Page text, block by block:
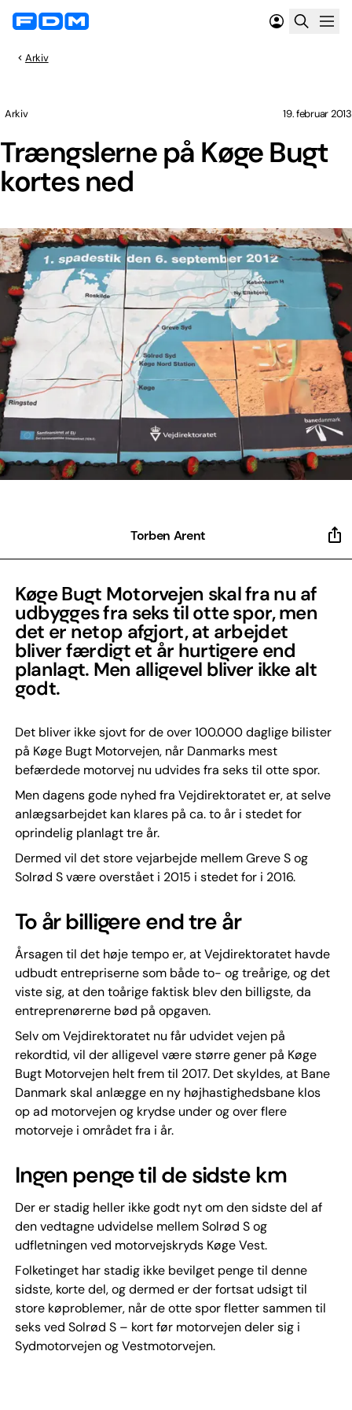
Arkiv
Trængslerne på Køge Bugt
kortes ned
Arkiv 19. februar 2013
Torben Arent
Køge Bugt Motorvejen skal fra nu af
udbygges fra seks til otte spor, men
det er netop afgjort, at arbejdet
bliver færdigt et år hurtigere end
planlagt. Men alligevel bliver ikke alt
godt.
Det bliver ikke sjovt for de over 100.000 daglige bilister
på Køge Bugt Motorvejen, når Danmarks mest
befærdede motorvej nu udvides fra seks til otte spor.
Men dagens gode nyhed fra Vejdirektoratet er, at selve
anlægsarbejdet kan klares på ca. to år i stedet for
oprindelig planlagt tre år.
Dermed vil det store vejarbejde mellem Greve S og
Solrød S være overstået i 2015 i stedet for i 2016.
To år billigere end tre år
Årsagen til det høje tempo er, at Vejdirektoratet havde
udbudt entrepriserne som både to- og treårige, og det
viste sig, at den toårige faktisk blev den billigste, da
entreprenørerne bød på opgaven.
Selv om Vejdirektoratet nu får udvidet vejen på
rekordtid, vil der alligevel være større gener på Køge
Bugt Motorvejen helt frem til 2017. Det skyldes, at Bane
Danmark skal anlægge en ny højhastighedsbane klos
op ad motorvejen og krydse under og over flere
motorveje i området fra i år.
Ingen penge til de sidste km
Der er stadig heller ikke godt nyt om den sidste del af
den vedtagne udvidelse mellem Solrød S og
udfletningen ved motorvejskryds Køge Vest.
Folketinget har stadig ikke bevilget penge til denne
sidste, korte del, og dermed er der fortsat udsigt til
store køproblemer, når de otte spor fletter sammen til
seks ved Solrød S – kort før motorvejen deler sig i
Sydmotorvejen og Vestmotorvejen.